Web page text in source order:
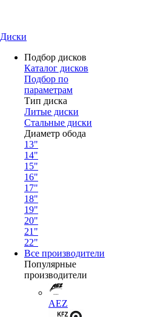
Диски
Подбор дисков
Каталог дисков
Подбор по
параметрам
Тип диска
Литые диски
Стальные диски
Диаметр обода
13"
14"
15"
16"
17"
18"
19"
20"
21"
22"
Все производители
Популярные
производители
AEZ